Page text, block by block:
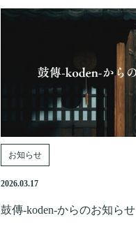
お知らせ
2026.03.17
鼓傳-koden-からのお知らせ